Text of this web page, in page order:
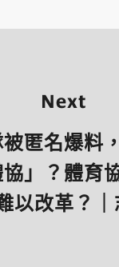
Next
匿名爆料
」？體育
以改革？